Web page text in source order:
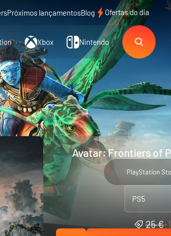
Próximos lançamentosBlog Ofertas do dia
Xbox Nintendo
Avatar: Frontiers of
PlayStation
PS5
25 €-